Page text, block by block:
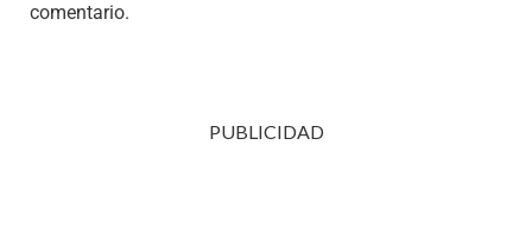
comentario.
PUBLICIDAD